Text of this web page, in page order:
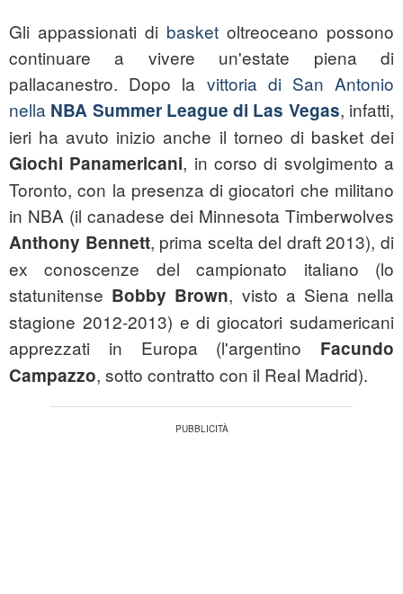
Gli appassionati di basket oltreoceano possono
continuare a vivere un'estate piena di
pallacanestro. Dopo la vittoria di San Antonio
nella NBA Summer League di Las Vegas, infatti,
ieri ha avuto inizio anche il torneo di basket dei
Giochi Panamericani, in corso di svolgimento a
Toronto, con la presenza di giocatori che militano
in NBA (il canadese dei Minnesota Timberwolves
Anthony Bennett, prima scelta del draft 2013), di
ex conoscenze del campionato italiano (lo
statunitense Bobby Brown, visto a Siena nella
stagione 2012-2013) e di giocatori sudamericani
apprezzati in Europa (l'argentino Facundo
Campazzo, sotto contratto con il Real Madrid).